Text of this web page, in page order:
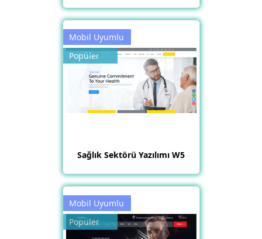
Mobil Uyumlu
Popüler
Sağlık Sektörü Yazılımı W5
Mobil Uyumlu
Popüler